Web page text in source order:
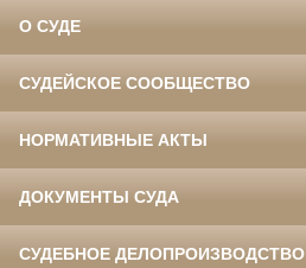
О СУДЕ
СУДЕЙСКОЕ СООБЩЕСТВО
НОРМАТИВНЫЕ АКТЫ
ДОКУМЕНТЫ СУДА
СУДЕБНОЕ ДЕЛОПРОИЗВОДСТВО